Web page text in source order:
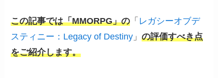
この記事では「MMORPG」の 「 レガシーオブデ
スティニー：Legacy of Destiny 」の評価すべき点
をご紹介します。